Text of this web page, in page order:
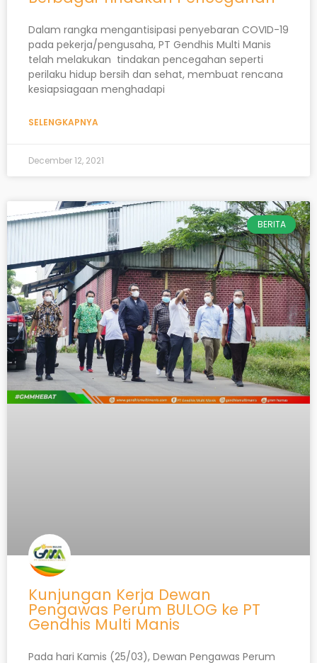
Dalam rangka mengantisipasi penyebaran COVID-19
pada pekerja/pengusaha, PT Gendhis Multi Manis
telah melakukan tindakan pencegahan seperti
perilaku hidup bersih dan sehat, membuat rencana
kesiapsiagaan menghadapi
SELENGKAPNYA
December 12, 2021
BERITA
Kunjungan Kerja Dewan
Pengawas Perum BULOG ke PT
Gendhis Multi Manis
Pada hari Kamis (25/03), Dewan Pengawas Perum